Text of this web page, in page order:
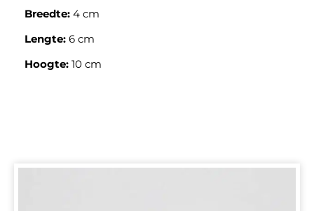
Breedte: 4 cm
Lengte: 6 cm
Hoogte: 10 cm